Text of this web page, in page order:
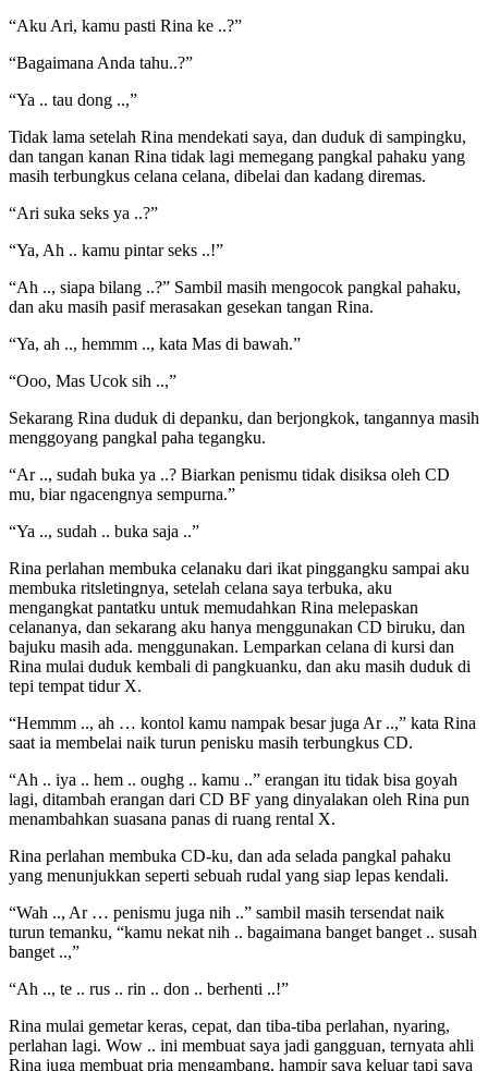
“Aku Ari, kamu pasti Rina ke ..?”
“Bagaimana Anda tahu..?”
“Ya .. tau dong ..,”
Tidak lama setelah Rina mendekati saya, dan duduk di sampingku,
dan tangan kanan Rina tidak lagi memegang pangkal pahaku yang
masih terbungkus celana celana, dibelai dan kadang diremas.
“Ari suka seks ya ..?”
“Ya, Ah .. kamu pintar seks ..!”
“Ah .., siapa bilang ..?” Sambil masih mengocok pangkal pahaku,
dan aku masih pasif merasakan gesekan tangan Rina.
“Ya, ah .., hemmm .., kata Mas di bawah.”
“Ooo, Mas Ucok sih ..,”
Sekarang Rina duduk di depanku, dan berjongkok, tangannya masih
menggoyang pangkal paha tegangku.
“Ar .., sudah buka ya ..? Biarkan penismu tidak disiksa oleh CD
mu, biar ngacengnya sempurna.”
“Ya .., sudah .. buka saja ..”
Rina perlahan membuka celanaku dari ikat pinggangku sampai aku
membuka ritsletingnya, setelah celana saya terbuka, aku
mengangkat pantatku untuk memudahkan Rina melepaskan
celananya, dan sekarang aku hanya menggunakan CD biruku, dan
bajuku masih ada. menggunakan. Lemparkan celana di kursi dan
Rina mulai duduk kembali di pangkuanku, dan aku masih duduk di
tepi tempat tidur X.
“Hemmm .., ah … kontol kamu nampak besar juga Ar ..,” kata Rina
saat ia membelai naik turun penisku masih terbungkus CD.
“Ah .. iya .. hem .. oughg .. kamu ..” erangan itu tidak bisa goyah
lagi, ditambah erangan dari CD BF yang dinyalakan oleh Rina pun
menambahkan suasana panas di ruang rental X.
Rina perlahan membuka CD-ku, dan ada selada pangkal pahaku
yang menunjukkan seperti sebuah rudal yang siap lepas kendali.
“Wah .., Ar … penismu juga nih ..” sambil masih tersendat naik
turun temanku, “kamu nekat nih .. bagaimana banget banget .. susah
banget ..,”
“Ah .., te .. rus .. rin .. don .. berhenti ..!”
Rina mulai gemetar keras, cepat, dan tiba-tiba perlahan, nyaring,
perlahan lagi. Wow .. ini membuat saya jadi gangguan, ternyata ahli
Rina juga membuat pria mengambang, hampir saya keluar tapi saya